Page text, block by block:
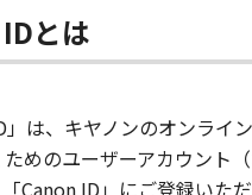
とは
」は、キヤノンのオンライ
めのユーザーアカウント
Canon ID」にご登録いた